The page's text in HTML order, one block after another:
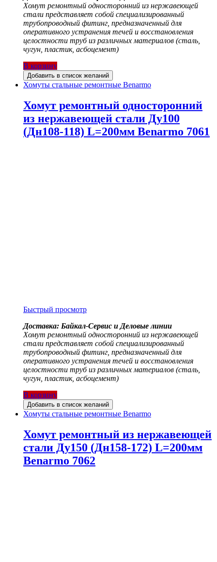
Хомут ремонтный односторонний из нержавеющей
стали представляет собой специализированный
трубопроводный фитинг, предназначенный для
оперативного устранения течей и восстановления
целостности труб из различных материалов (сталь,
чугун, пластик, асбоцемент)
В корзину
Добавить в список желаний
Хомуты стальные ремонтные Benarmo
Хомут ремонтный односторонний
из нержавеющей стали Ду100
(Дн108-118) L=200мм Benarmo 7061
Быстрый просмотр
Доставка: Байкал-Сервис и Деловые линии
Хомут ремонтный односторонний из нержавеющей
стали представляет собой специализированный
трубопроводный фитинг, предназначенный для
оперативного устранения течей и восстановления
целостности труб из различных материалов (сталь,
чугун, пластик, асбоцемент)
В корзину
Добавить в список желаний
Хомуты стальные ремонтные Benarmo
Хомут ремонтный из нержавеющей
стали Ду150 (Дн158-172) L=200мм
Benarmo 7062